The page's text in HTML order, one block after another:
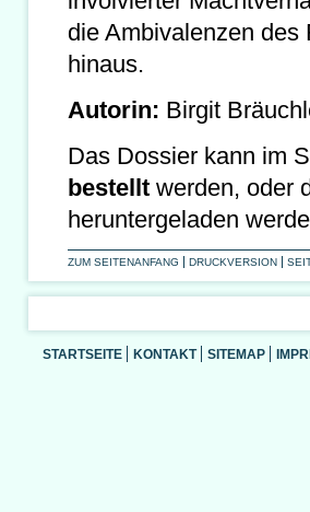
die Ambivalenzen des
hinaus.
Autorin: Birgit
Das Dossier kann im
bestellt werden, oder
heruntergeladen
ZUM SEITENANFANG DRUCKVERSION
STARTSEITE KONTAKT SITEMAP